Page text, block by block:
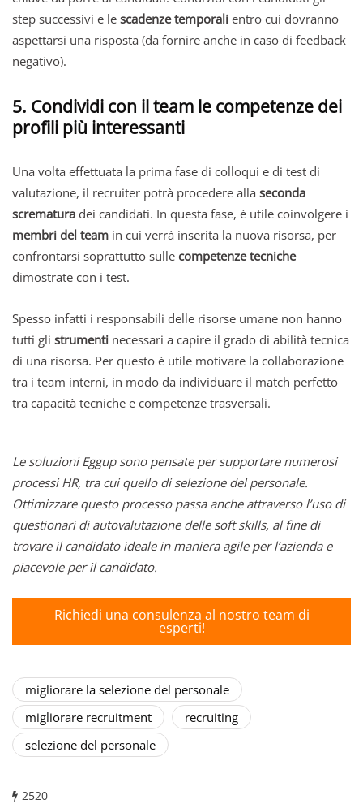
step successivi e le scadenze temporali entro cui dovranno
aspettarsi una risposta (da fornire anche in caso di feedback
negativo).
5. Condividi con il team le competenze dei
profili più interessanti
Una volta effettuata la prima fase di colloqui e di test di
valutazione, il recruiter potrà procedere alla seconda
scrematura dei candidati. In questa fase, è utile coinvolgere i
membri del team in cui verrà inserita la nuova risorsa, per
confrontarsi soprattutto sulle competenze tecniche
dimostrate con i test.
Spesso infatti i responsabili delle risorse umane non hanno
tutti gli strumenti necessari a capire il grado di abilità tecnica
di una risorsa. Per questo è utile motivare la collaborazione
tra i team interni, in modo da individuare il match perfetto
tra capacità tecniche e competenze trasversali.
Le soluzioni Eggup sono pensate per supportare numerosi
processi HR, tra cui quello di selezione del personale.
Ottimizzare questo processo passa anche attraverso l’uso di
questionari di autovalutazione delle soft skills, al fine di
trovare il candidato ideale in maniera agile per l’azienda e
piacevole per il candidato.
Richiedi una consulenza al nostro team di
esperti!
migliorare la selezione del personale
migliorare recruitment
recruiting
selezione del personale
2520